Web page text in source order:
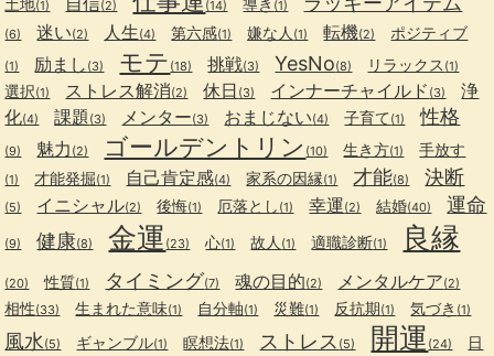
(1) (2) (14) (1)
(6) 迷い(2) 人生(4) 第六感(1) 嫌な人 (1) 転機(2) ポジティブ
(1) 励まし (3) モテ (18) 挑戦(3) YesNo(8) リラックス (1)
選択(1) ストレス解消(2) 休日 (3) インナーチャイルド (3)
浄
化(4) 課題 (3) メンター(3) おまじない(4) 子育て(1) 性格
(9) 魅力 (2) ゴールデントリン (10) 生き方(1) 手放す
(1) 才能発掘(1) 自己肯定感(4) 家系の因縁(1) 才能(8) 決断
(5) イニシャル(2) 後悔(1) 厄落とし (1) 幸運(2) 結婚(40) 運命
(9) 健康(8) 金運 (23) 心(1) 故人 (1) 適職診断(1) 良縁
(20) 性質(1) タイミング(7) 魂の目的(2) メンタルケア(2)
相性(33) 生まれた意味(1) 自分軸(1) 災難(1) 反抗期(1) 気づき (1)
風水(5) ギャンブル(1) 瞑想法(1) ストレス (5) 開運 (24)
日